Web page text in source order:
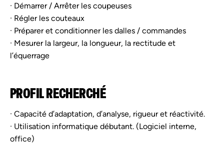
· Démarrer / Arrêter les coupeuses
· Régler les couteaux
· Préparer et conditionner les dalles / commandes
· Mesurer la largeur, la longueur, la rectitude et
l’équerrage
PROFIL RECHERCHÉ
· Capacité d’adaptation, d’analyse, rigueur et réactivité.
· Utilisation informatique débutant. (Logiciel interne,
office)